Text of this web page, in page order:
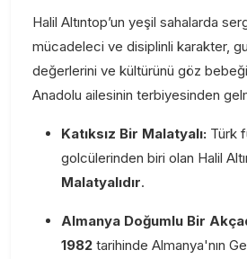
Halil Altıntop’un yeşil sahalarda
mücadeleci ve disiplinli karakter,
değerlerini ve kültürünü göz
Anadolu ailesinin terbiyesinden
Katıksız Bir Malatyalı: Türk
golcülerinden biri olan Halil
Malatyalıdır.
Almanya Doğumlu Bir
1982 tarihinde Almanya'nın